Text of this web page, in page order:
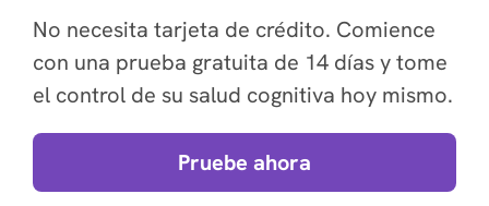
No necesita tarjeta de crédito. Comience
con una prueba gratuita de 14 días y tome
el control de su salud cognitiva hoy mismo.
Pruebe ahora